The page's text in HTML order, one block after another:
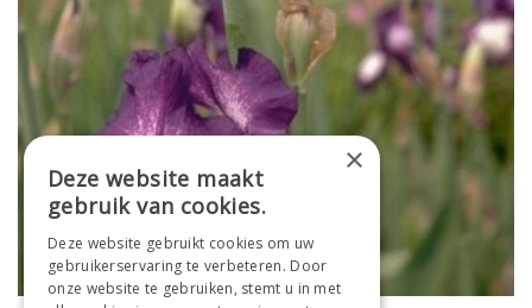
×
Deze website maakt
gebruik van cookies.
Deze website gebruikt cookies om uw
gebruikerservaring te verbeteren. Door
onze website te gebruiken, stemt u in met